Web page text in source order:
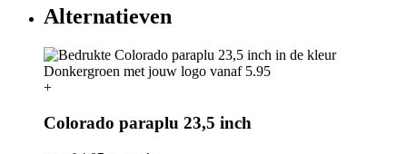
Alternatieven
+
Colorado paraplu 23,5 inch